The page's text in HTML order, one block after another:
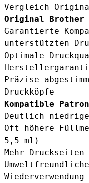
Vergleich
Original Brother
Garantierte
unterstützten
Optimale
Präzise
Druckköpfe
Kompatible
Deutlich
Oft höhere
5,5 ml)
Mehr
Wiederverwendung